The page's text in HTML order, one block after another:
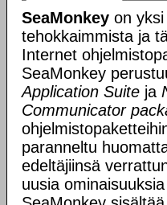
SeaMonkey on
tehokkaimmista ja
Internet
SeaMonkey
Application Suite ja
Communicator
paranneltu
edeltäjiinsä
uusia